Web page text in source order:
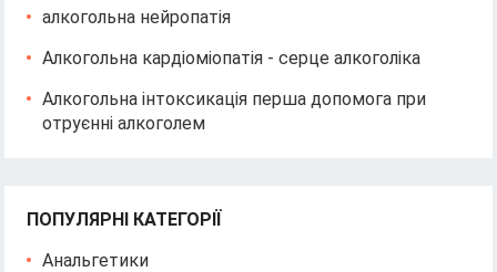
алкогольна нейропатія
Алкогольна кардіоміопатія - серце алкоголіка
Алкогольна інтоксикація перша допомога при
отруєнні алкоголем
ПОПУЛЯРНІ КАТЕГОРІЇ
Анальгетики